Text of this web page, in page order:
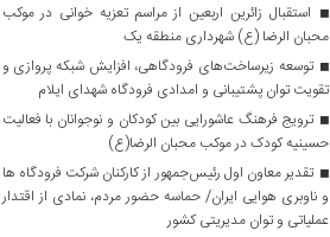
استقبال زائرین اربعین از مراسم تعزیه خوانی در موکب
محبان الرضا (ع) شهرداری منطقه یک
توسعه زیرساخت‌های فرودگاهی، افزایش شبکه پروازی و
تقویت توان پشتیبانی و امدادی فرودگاه شهدای ایلام
ترویج فرهنگ عاشورایی بین کودکان و نوجوانان با فعالیت
حسینیه کودک در موکب محبان الرضا(ع)
تقدیر معاون اول رئیس‌جمهور از کارکنان شرکت فرودگاه ها
و ناوبری هوایی ایران/ حماسه حضور مردم، نمادی از اقتدار
عملیاتی و توان مدیریتی کشور